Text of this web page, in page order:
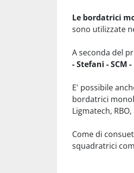
Le bordatrici
sono utilizzate
A seconda del
- Stefani - SCM
E' possibile
bordatrici
Ligmatech, RBO,
Come di
squadratrici